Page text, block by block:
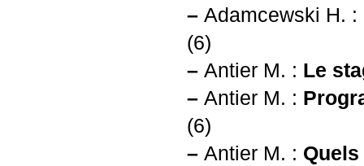
– Adamcewski H. :
(6)
– Antier M. : Le
– Antier M. :
(6)
– Antier M. :